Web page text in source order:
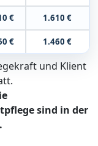
€ 1.610 €
€ 1.460 €
und Klient
sind in der